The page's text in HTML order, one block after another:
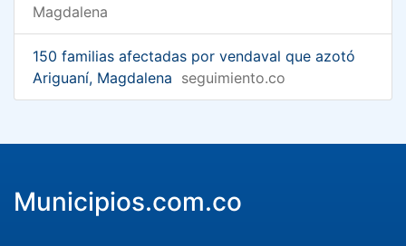
Magdalena
150 familias afectadas por vendaval que azotó
Ariguaní, Magdalena seguimiento.co
Municipios.com.co